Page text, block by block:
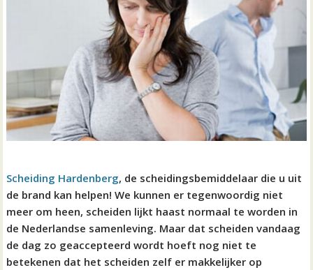
Scheiding Hardenberg, de scheidingsbemiddelaar die u uit
de brand kan helpen! We kunnen er tegenwoordig niet
meer om heen, scheiden lijkt haast normaal te worden in
de Nederlandse samenleving. Maar dat scheiden vandaag
de dag zo geaccepteerd wordt hoeft nog niet te
betekenen dat het scheiden zelf er makkelijker op